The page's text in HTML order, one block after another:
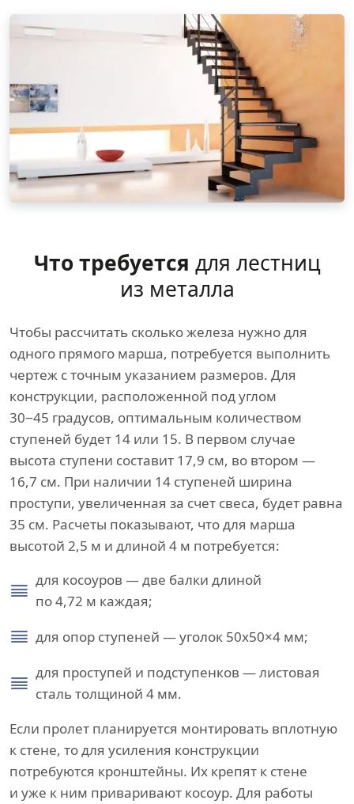
Что требуется для лестниц
из металла
Чтобы рассчитать сколько железа нужно для
одного прямого марша, потребуется выполнить
чертеж с точным указанием размеров. Для
конструкции, расположенной под углом
30−45 градусов, оптимальным количеством
ступеней будет 14 или 15. В первом случае
высота ступени составит 17,9 см, во втором —
16,7 см. При наличии 14 ступеней ширина
проступи, увеличенная за счет свеса, будет равна
35 см. Расчеты показывают, что для марша
высотой 2,5 м и длиной 4 м потребуется:
для косоуров — две балки длиной
по 4,72 м каждая;
для опор ступеней — уголок 50х50×4 мм;
для проступей и подступенков — листовая
сталь толщиной 4 мм.
Если пролет планируется монтировать вплотную
к стене, то для усиления конструкции
потребуются кронштейны. Их крепят к стене
и уже к ним приваривают косоур. Для работы